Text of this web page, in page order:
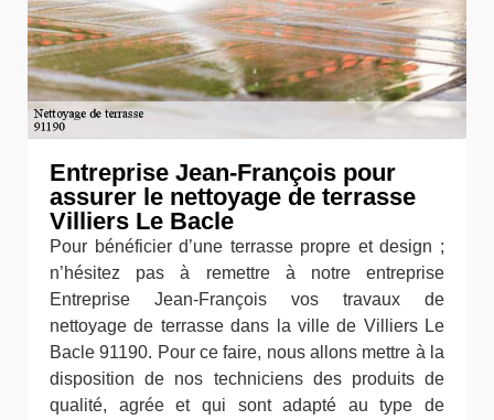
Entreprise Jean-François pour
assurer le nettoyage de terrasse
Villiers Le Bacle
Pour bénéficier d’une terrasse propre et design ;
n’hésitez pas à remettre à notre entreprise
Entreprise Jean-François vos travaux de
nettoyage de terrasse dans la ville de Villiers Le
Bacle 91190. Pour ce faire, nous allons mettre à la
disposition de nos techniciens des produits de
qualité, agrée et qui sont adapté au type de